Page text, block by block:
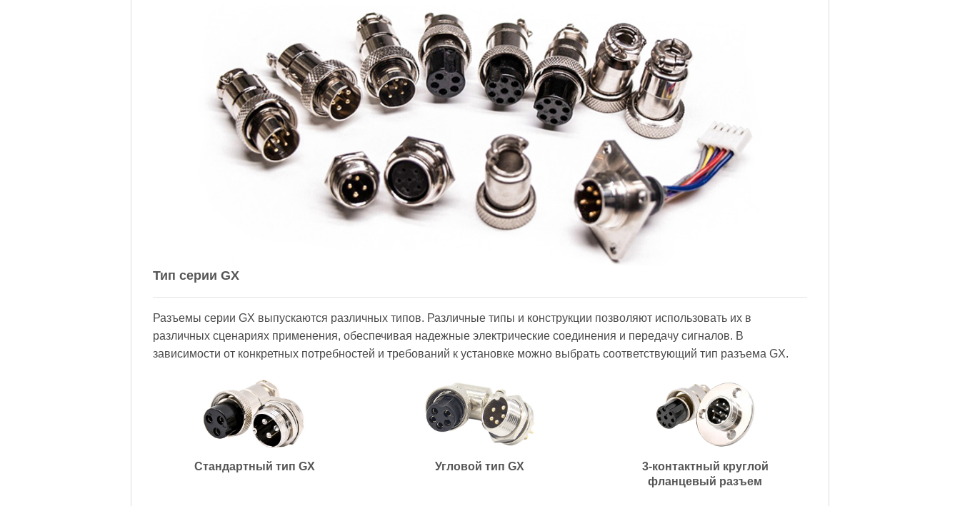
Тип серии GX
Разъемы серии GX выпускаются различных типов. Различные типы и конструкции позволяют использовать их в
различных сценариях применения, обеспечивая надежные электрические соединения и передачу сигналов. В
зависимости от конкретных потребностей и требований к установке можно выбрать соответствующий тип разъема GX.
Стандартный тип GX Угловой тип GX
3-контактный круглой
фланцевый разъем